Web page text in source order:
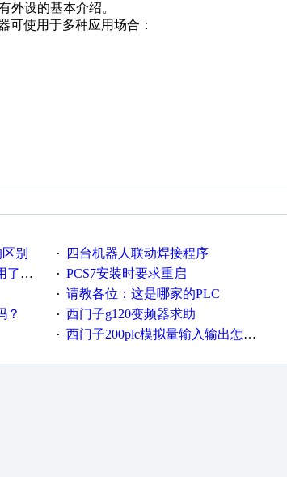
外设的基本介绍。
可使用于多种应用场合：
别 · 四台机器人联动焊接程序
！ · PCS7安装时要求重启
· 请教各位：这是哪家的PLC
？ · 西门子g120变频器求助
· 西门子200plc模拟量输入输出怎么编程序